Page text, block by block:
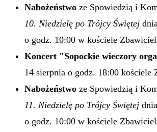
Nabożeństwo ze Spowiedzią i
10. Niedzielę po Trójcy Świętej
o godz. 10:00 w kościele
Koncert "Sopockie wieczory
14 sierpnia o godz. 18:00 kościele
Nabożeństwo ze Spowiedzią i
11. Niedzielę po Trójcy Świętej
o godz. 10:00 w kościele